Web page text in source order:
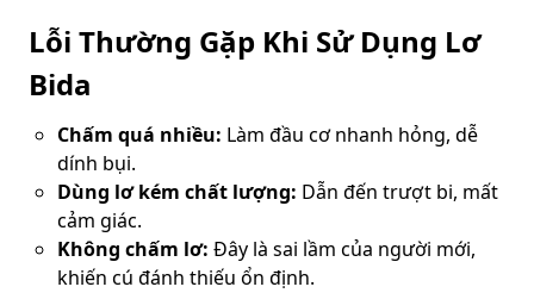
Lỗi Thường Gặp Khi Sử Dụng Lơ
Bida
Chấm quá nhiều: Làm đầu cơ nhanh hỏng, dễ
dính bụi.
Dùng lơ kém chất lượng: Dẫn đến trượt bi, mất
cảm giác.
Không chấm lơ: Đây là sai lầm của người mới,
khiến cú đánh thiếu ổn định.